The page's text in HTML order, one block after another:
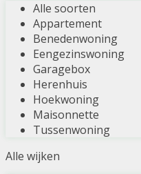
Alle soorten
Appartement
Benedenwoning
Eengezinswoning
Garagebox
Herenhuis
Hoekwoning
Maisonnette
Tussenwoning
Alle wijken